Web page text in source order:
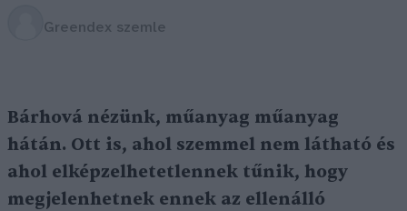
Greendex szemle
Bárhová nézünk, műanyag műanyag
hátán. Ott is, ahol szemmel nem látható és
ahol elképzelhetetlennek tűnik, hogy
megjelenhetnek ennek az ellenálló